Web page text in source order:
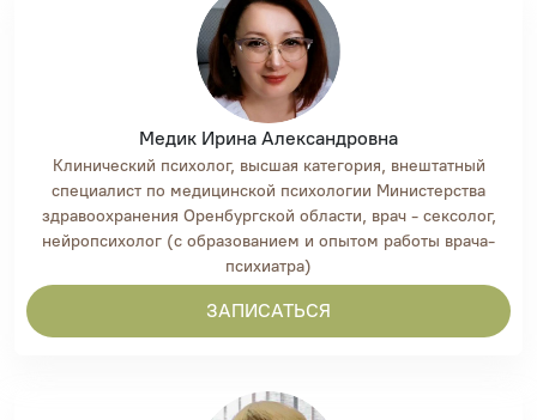
Медик Ирина Александровна
Клинический психолог, высшая категория, внештатный
специалист по медицинской психологии Министерства
здравоохранения Оренбургской области, врач - сексолог,
нейропсихолог (с образованием и опытом работы врача-
психиатра)
ЗАПИСАТЬСЯ